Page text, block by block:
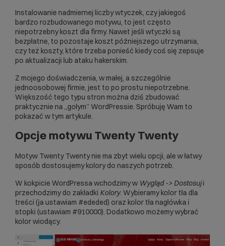
Instalowanie nadmiernej liczby wtyczek, czy jakiegoś
bardzo rozbudowanego motywu, to jest często
niepotrzebny koszt dla firmy. Nawet jeśli wtyczki są
bezpłatne, to pozostaje koszt późniejszego utrzymania,
czy też koszty, które trzeba ponieść kiedy coś się zepsuje
po aktualizacji lub ataku hakerskim.
Z mojego doświadczenia, w małej, a szczególnie
jednoosobowej firmie, jest to po prostu niepotrzebne.
Większość tego typu stron można dziś zbudować
praktycznie na „gołym” WordPressie. Spróbuję Wam to
pokazać w tym artykule.
Opcje motywu Twenty Twenty
Motyw Twenty Twenty nie ma zbyt wielu opcji, ale w łatwy
sposób dostosujemy kolory do naszych potrzeb.
W kokpicie WordPressa wchodzimy w Wygląd -> Dostosuji
przechodzimy do zakładki Kolory. Wybieramy kolor tła dla
treści (ja ustawiam #ededed) oraz kolor tła nagłówka i
stopki (ustawiam #910000). Dodatkowo możemy wybrać
kolor wiodący.